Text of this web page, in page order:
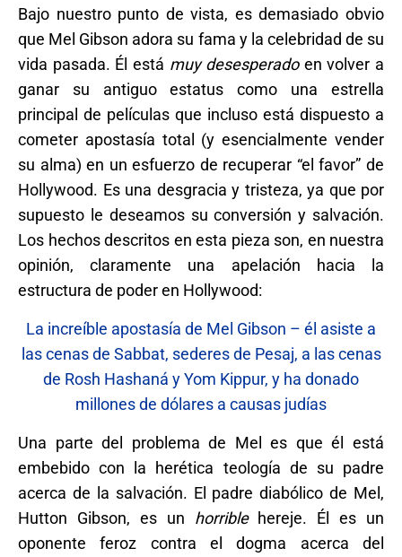
Bajo nuestro punto de vista, es demasiado obvio
que Mel Gibson adora su fama y la celebridad de su
vida pasada. Él está muy desesperadoen volver a
ganar su antiguo estatus como una estrella
principal de películas que incluso está dispuesto a
cometer apostasía total (y esencialmente vender
su alma) en un esfuerzo de recuperar “el favor” de
Hollywood. Es una desgracia y tristeza, ya que por
supuesto le deseamos su conversión y salvación.
Los hechos descritos en esta pieza son, en nuestra
opinión, claramente una apelación hacia la
estructura de poder en Hollywood:
La increíble apostasía de Mel Gibson – él asiste a
las cenas de Sabbat, sederes de Pesaj, a las cenas
de Rosh Hashaná y Yom Kippur, y ha donado
millones de dólares a causas judías
Una parte del problema de Mel es que él está
embebido con la herética teología de su padre
acerca de la salvación. El padre diabólico de Mel,
Hutton Gibson, es un horriblehereje. Él es un
oponente feroz contra el dogma acerca del